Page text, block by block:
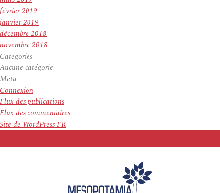
février 2019
janvier 2019
décembre 2018
novembre 2018
Categories
Aucune catégorie
Meta
Connexion
Flux des publications
Flux des commentaires
Site de WordPress-FR